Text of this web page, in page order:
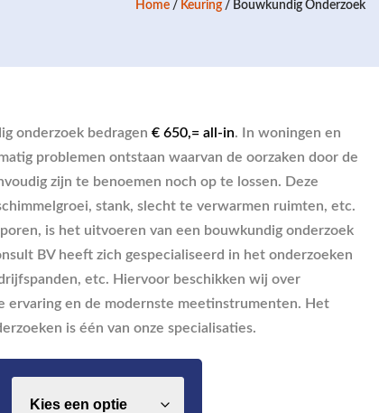
Home / Keuring / Bouwkundig Onderzoek
onderzoek bedragen€ 650,= all-in. In woningen en
problemen ontstaan waarvan de oorzaken door de
zijn te benoemen noch op te lossen. Deze
stank, slecht te verwarmen ruimten, etc.
is het uitvoeren van een bouwkundig onderzoek
BV heeft zich gespecialiseerd in het onderzoeken
etc. Hiervoor beschikken wij over
ervaring en de modernste meetinstrumenten. Het
is één van onze specialisaties.